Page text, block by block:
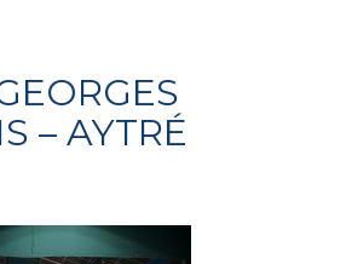
– AYTRÉ